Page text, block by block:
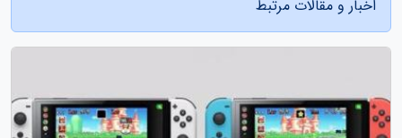
اخبار و مقالات مرتبط